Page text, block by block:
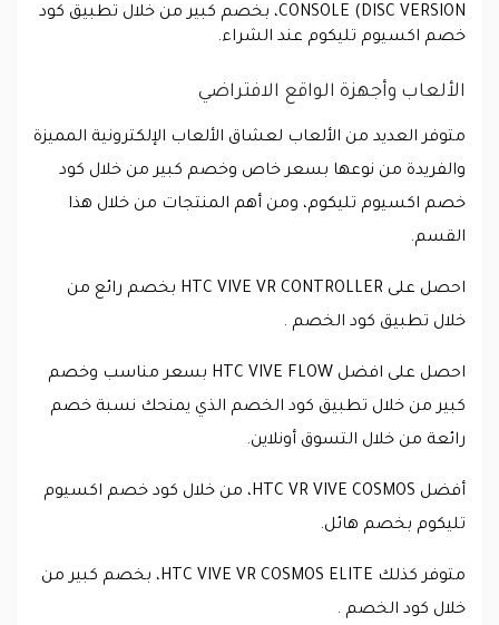
CONSOLE (DISC VERSION، بخصم كبير من خلال تطبيق كود
خصم اكسيوم تليكوم عند الشراء.
الألعاب وأجهزة الواقع الافتراضي
متوفر العديد من الألعاب لعشاق الألعاب الإلكترونية المميزة
والفريدة من نوعها بسعر خاص وخصم كبير من خلال كود
خصم اكسيوم تليكوم، ومن أهم المنتجات من خلال هذا
القسم.
احصل على HTC VIVE VR CONTROLLER بخصم رائع من
خلال تطبيق كود الخصم .
احصل على افضل HTC VIVE FLOW بسعر مناسب وخصم
كبير من خلال تطبيق كود الخصم الذي يمنحك نسبة خصم
رائعة من خلال التسوق أونلاين.
أفضل HTC VR VIVE COSMOS، من خلال كود خصم اكسيوم
تليكوم بخصم هائل.
متوفر كذلك HTC VIVE VR COSMOS ELITE، بخصم كبير من
خلال كود الخصم .